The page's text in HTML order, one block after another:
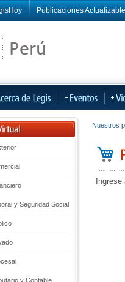
Publicaciones
y Seguridad Social
y Contable
Nuestros